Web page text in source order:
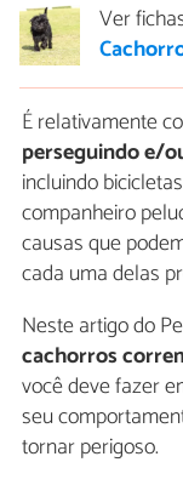
Ver
É relativamente
perseguindo e/
incluindo
companheiro
causas que
cada uma delas
Neste artigo do
cachorros
você deve fazer
seu
tornar perigoso.